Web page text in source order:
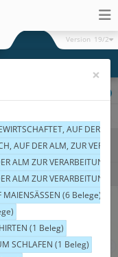
Version 19/2
×
AUF DER
AUF DER ALM, ZUR
ALM ZUR VERARBEITUNG
ALM ZUR
MAIENSÄSSEN (6 Belege)
(1 Beleg)
SCHLAFEN (1 Beleg)